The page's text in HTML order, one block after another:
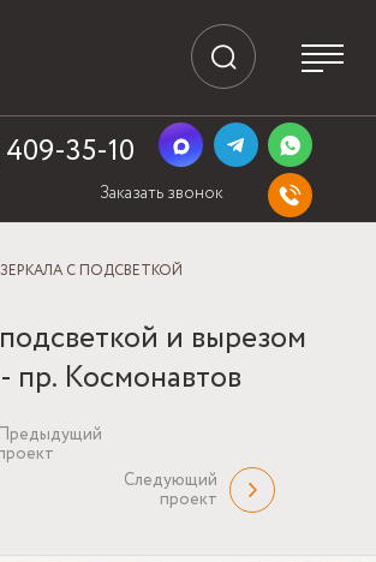
409-35-10
Заказать звонок
ЗЕРКАЛА С ПОДСВЕТКОЙ
и вырезом
пр. Космонавтов
Предыдущий
Следующий
проект